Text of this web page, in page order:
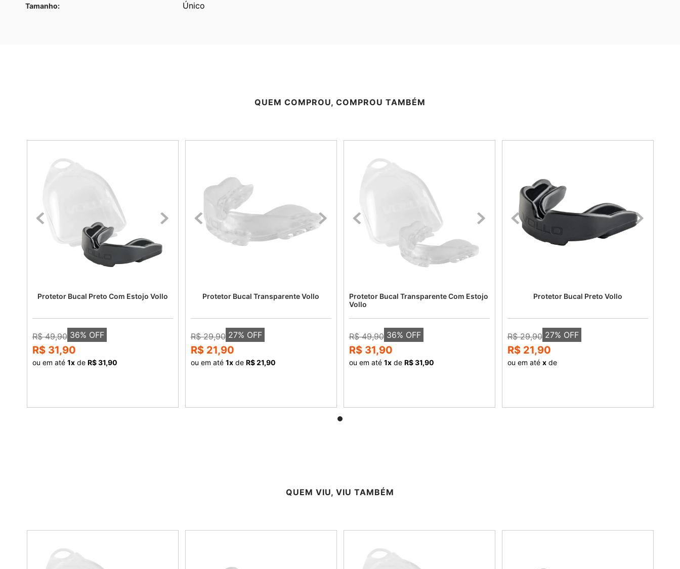
Tamanho Único
QUEM COMPROU, COMPROU TAMBÉM
Protetor Bucal Preto Com Estojo Vollo
R$ 49,90 36% OFF
R$ 31,90
ou em até 1xde R$ 31,90
Protetor Bucal Transparente Vollo
R$ 29,90 27% OFF
R$ 21,90
ou em até 1xde R$ 21,90
Protetor Bucal Transparente Com Estojo
Vollo
R$ 49,90 36% OFF
R$ 31,90
ou em até 1xde R$ 31,90
Protetor Bucal Preto Vollo
R$ 29,90 27% OFF
R$ 21,90
ou em até xde
QUEM VIU, VIU TAMBÉM